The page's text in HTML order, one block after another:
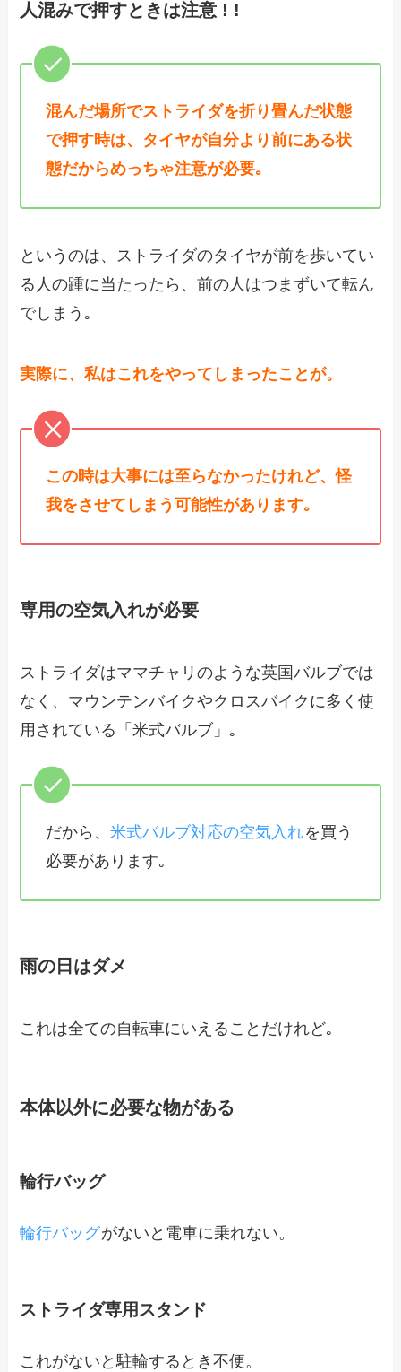
人混みで押すときは注意 ! !
混んだ場所でストライダを折り畳んだ状態
で押す時は、タイヤが自分より前にある状
態だからめっちゃ注意が必要｡
というのは、ストライダのタイヤが前を歩いてい
る人の踵に当たったら、前の人はつまずいて転ん
でしまう｡
実際に、私はこれをやってしまったことが。
この時は大事には至らなかったけれど、怪
我をさせてしまう可能性があります｡
専用の空気入れが必要
ストライダはママチャリのような英国バルブでは
なく、マウンテンバイクやクロスバイクに多く使
用されている「米式バルブ」｡
だから、米式バルブ対応の空気入れを買う
必要があります｡
雨の日はダメ
これは全ての自転車にいえることだけれど｡
本体以外に必要な物がある
輪行バッグ
輪行バッグがないと電車に乗れない。
ストライダ専用スタンド
これがないと駐輪するとき不便。